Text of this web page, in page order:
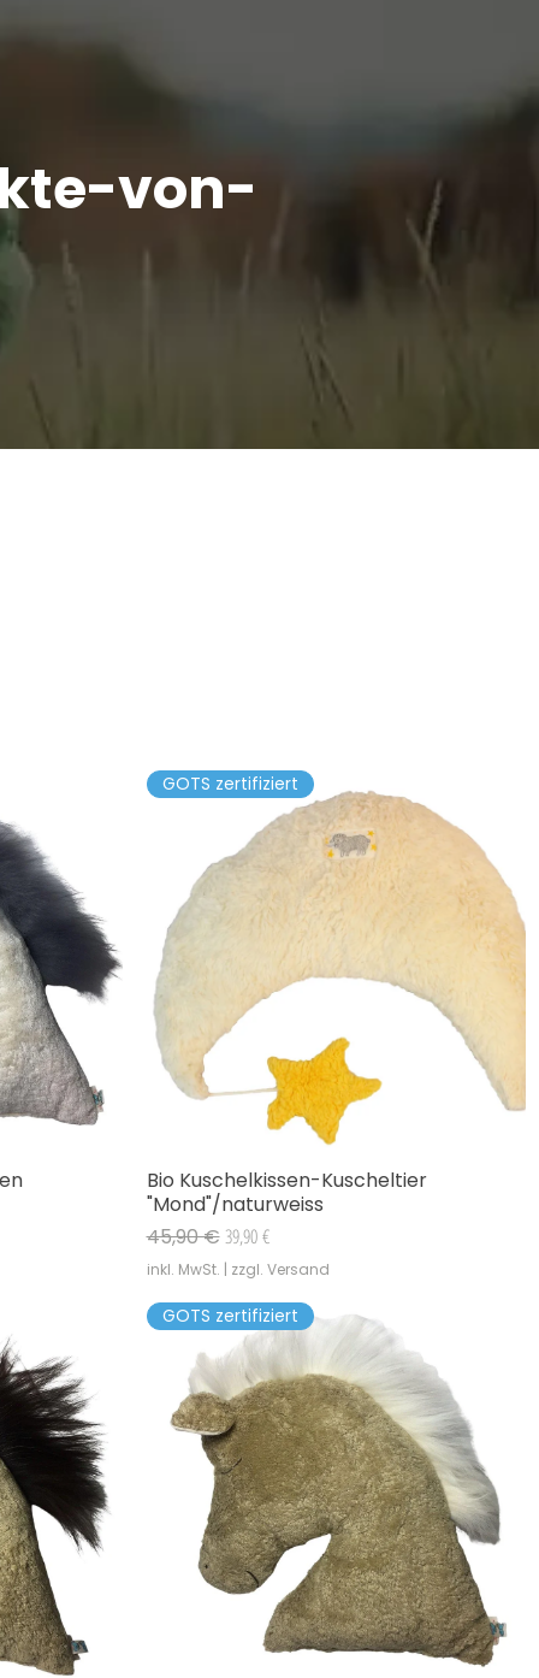
von-
Schnellansicht
GOTS zertifiziert
Bio Kuschelkissen-Kuscheltier
"Mond"/naturweiss
Standardpreis
45,90 € Sale-Preis
39,90 €
inkl. MwSt. | zzgl. Versand
GOTS zertifiziert